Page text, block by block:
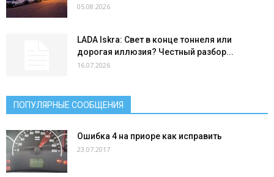
05.08.2026
LADA Iskra: Свет в конце тоннеля или
дорогая иллюзия? Честный разбор...
16.07.2026
ПОПУЛЯРНЫЕ СООБЩЕНИЯ
Ошибка 4 на приоре как исправить
23.07.2017